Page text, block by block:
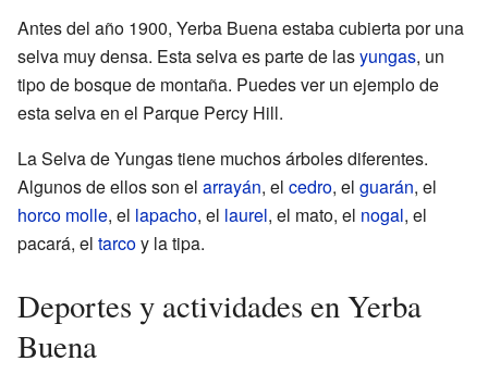
Antes del año 1900, Yerba Buena estaba cubierta por una
selva muy densa. Esta selva es parte de lasyungas, un
tipo de bosque de montaña. Puedes ver un ejemplo de
esta selva en el Parque Percy Hill.
La Selva de Yungas tiene muchos árboles diferentes.
Algunos de ellos son el arrayán, el cedro, el guarán, el
horco molle, el lapacho, el laurel, el mato, el nogal, el
pacará, el tarcoy la tipa.
Deportes y actividades en Yerba
Buena